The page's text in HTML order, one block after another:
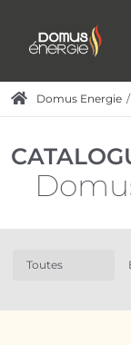
Domus Energie /